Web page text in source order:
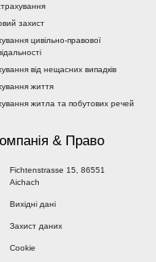
захист
цивільно-правової
від нещасних випадків
життя
житла та побутових речей
& Право
Fichtenstrasse 15, 86551
Aichach
Вихідні дані
Захист даних
Cookie